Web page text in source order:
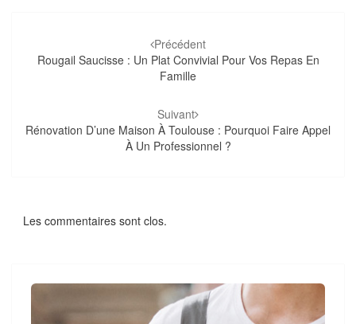
d'article
Précédent
Rougail Saucisse : Un Plat Convivial Pour Vos Repas En
Famille
Suivant
Rénovation D’une Maison À Toulouse : Pourquoi Faire Appel
À Un Professionnel ?
Les commentaires sont clos.